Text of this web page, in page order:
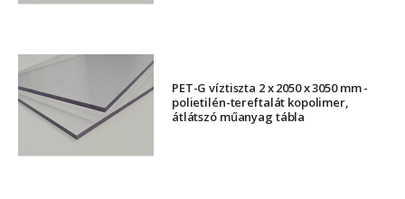
PET-G víztiszta 2 x 2050 x 3050 mm -
polietilén-tereftalát kopolimer,
átlátszó műanyag tábla